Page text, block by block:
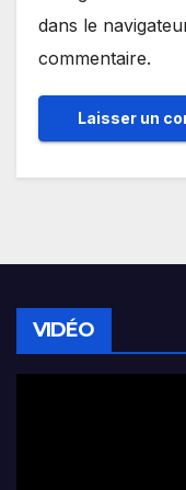
dans le
commentaire.
VIDÉO